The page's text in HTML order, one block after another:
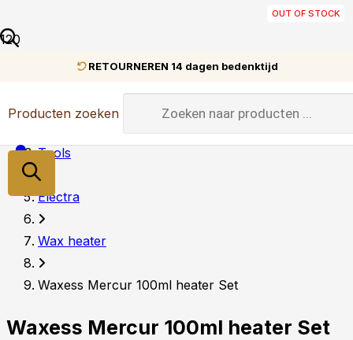
RETOURNEREN 14 dagen bedenktijd
Producten zoeken
Home
Tools
Electra
Wax heater
Waxess Mercur 100ml heater Set
Waxess Mercur 100ml heater Set
IN STOCK
IN STOCK
IN STOCK
IN STOCK
OUT OF STOCK
IN STOCK
IN STOCK
IN STOCK
OUT OF STOCK
OUT OF STOCK